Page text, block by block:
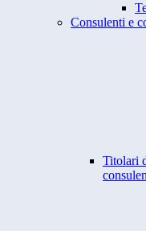
Consulenti e
Titolari